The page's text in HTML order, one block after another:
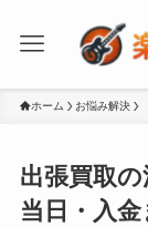
ホーム お悩み解決
出張買取
当日・入